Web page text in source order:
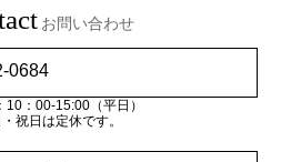
お問い合わせ
0684
10：00-15:00（平日）
祝日は定休です。